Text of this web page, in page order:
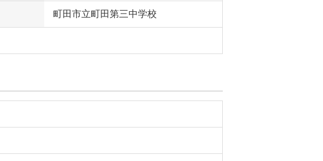
町田市立町田第三中学校